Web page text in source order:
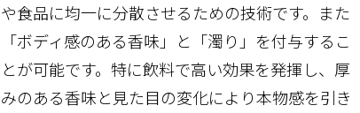
や食品に均一に分散させるための技術です。また
「ボディ感のある香味」と「濁り」を付与するこ
とが可能です。特に飲料で高い効果を発揮し、厚
みのある香味と見た目の変化により本物感を引き